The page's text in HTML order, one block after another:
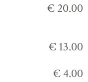
€ 20.00
€ 13.00
€ 4.00